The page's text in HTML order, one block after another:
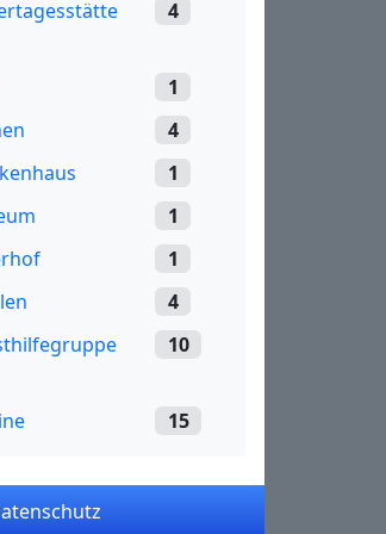
4
1
4
1
1
1
4
10
15